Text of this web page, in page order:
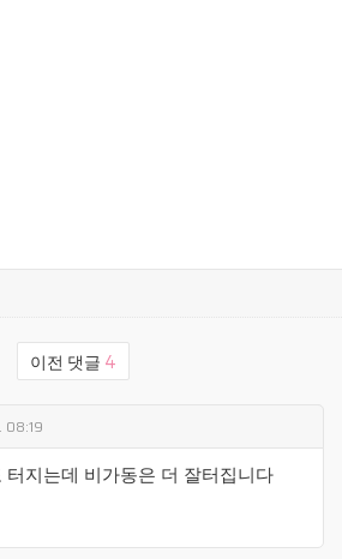
이전 댓글 4
08:19
터지는데 비가동은 더 잘터집니다